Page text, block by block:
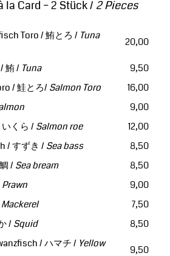
la Card – 2 Stück / 2 Pieces
Toro / 鮪とろ / Tuna
20,00
鮪 / Tuna
9,50
/ 鮭とろ/Salmon Toro
16,00
9,00
くら /Salmon roe
12,00
/ すずき /Sea bass
8,50
/Sea bream
8,50
Prawn
9,00
Mackerel
7,50
/Squid
8,50
/ ハマチ / Yellow
9,50